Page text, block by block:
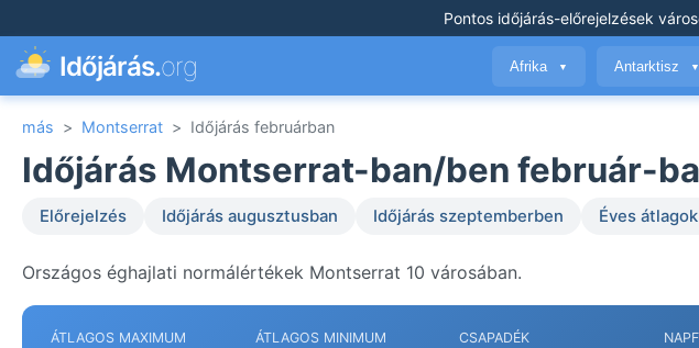
Pontos időjárás-előrejelzések
Időjárás.org Afrika ▼ Antarktisz ▼
más > Montserrat > Időjárás februárban
Időjárás Montserrat-ban/ben február-
Előrejelzés Időjárás augusztusban Időjárás szeptemberben Éves átlagok
Országos éghajlati normálértékek Montserrat 10 városában.
ÁTLAGOS MAXIMUM ÁTLAGOS MINIMUM CSAPADÉK